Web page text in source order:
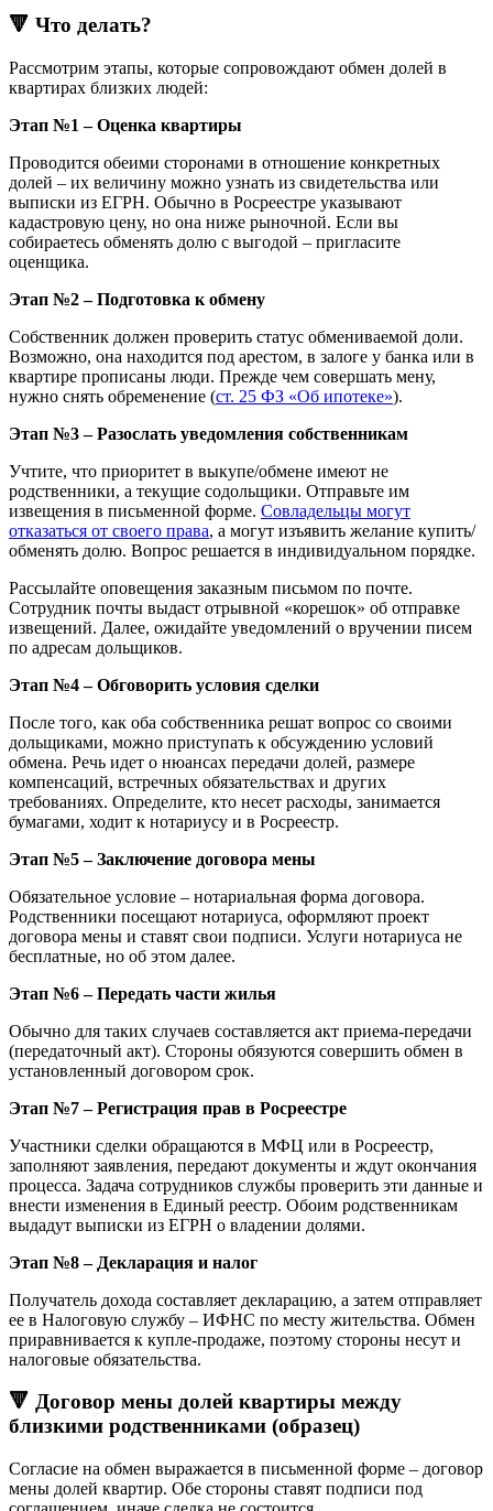
🔻 Что делать?
Рассмотрим этапы, которые сопровождают обмен долей в
квартирах близких людей:
Этап №1 – Оценка квартиры
Проводится обеими сторонами в отношение конкретных
долей – их величину можно узнать из свидетельства или
выписки из ЕГРН. Обычно в Росреестре указывают
кадастровую цену, но она ниже рыночной. Если вы
собираетесь обменять долю с выгодой – пригласите
оценщика.
Этап №2 – Подготовка к обмену
Собственник должен проверить статус обмениваемой доли.
Возможно, она находится под арестом, в залоге у банка или в
квартире прописаны люди. Прежде чем совершать мену,
нужно снять обременение (ст. 25 ФЗ «Об ипотеке»).
Этап №3 – Разослать уведомления собственникам
Учтите, что приоритет в выкупе/обмене имеют не
родственники, а текущие содольщики. Отправьте им
извещения в письменной форме. Совладельцы могут
отказаться от своего права, а могут изъявить желание купить/
обменять долю. Вопрос решается в индивидуальном порядке.
Рассылайте оповещения заказным письмом по почте.
Сотрудник почты выдаст отрывной «корешок» об отправке
извещений. Далее, ожидайте уведомлений о вручении писем
по адресам дольщиков.
Этап №4 – Обговорить условия сделки
После того, как оба собственника решат вопрос со своими
дольщиками, можно приступать к обсуждению условий
обмена. Речь идет о нюансах передачи долей, размере
компенсаций, встречных обязательствах и других
требованиях. Определите, кто несет расходы, занимается
бумагами, ходит к нотариусу и в Росреестр.
Этап №5 – Заключение договора мены
Обязательное условие – нотариальная форма договора.
Родственники посещают нотариуса, оформляют проект
договора мены и ставят свои подписи. Услуги нотариуса не
бесплатные, но об этом далее.
Этап №6 – Передать части жилья
Обычно для таких случаев составляется акт приема-передачи
(передаточный акт). Стороны обязуются совершить обмен в
установленный договором срок.
Этап №7 – Регистрация прав в Росреестре
Участники сделки обращаются в МФЦ или в Росреестр,
заполняют заявления, передают документы и ждут окончания
процесса. Задача сотрудников службы проверить эти данные и
внести изменения в Единый реестр. Обоим родственникам
выдадут выписки из ЕГРН о владении долями.
Этап №8 – Декларация и налог
Получатель дохода составляет декларацию, а затем отправляет
ее в Налоговую службу – ИФНС по месту жительства. Обмен
приравнивается к купле-продаже, поэтому стороны несут и
налоговые обязательства.
🔻 Договор мены долей квартиры между
близкими родственниками (образец)
Согласие на обмен выражается в письменной форме – договор
мены долей квартир. Обе стороны ставят подписи под